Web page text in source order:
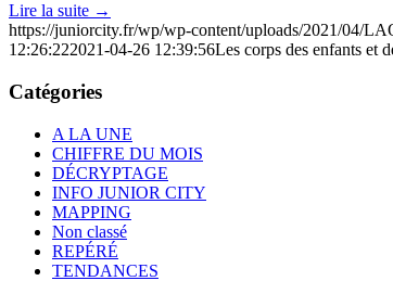
Lire la suite →
https://juniorcity.fr/wp/wp-content/uploads/2021/04/
12:26:222021-04-26 12:39:56Les corps des enfants et
Catégories
A LA UNE
CHIFFRE DU MOIS
DÉCRYPTAGE
INFO JUNIOR CITY
MAPPING
Non classé
REPÉRÉ
TENDANCES